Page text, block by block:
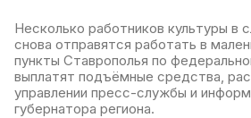
Несколько работников культуры в
снова отправятся работать в
пункты Ставрополья по
выплатят подъёмные средства,
управлении пресс-службы и
губернатора региона.